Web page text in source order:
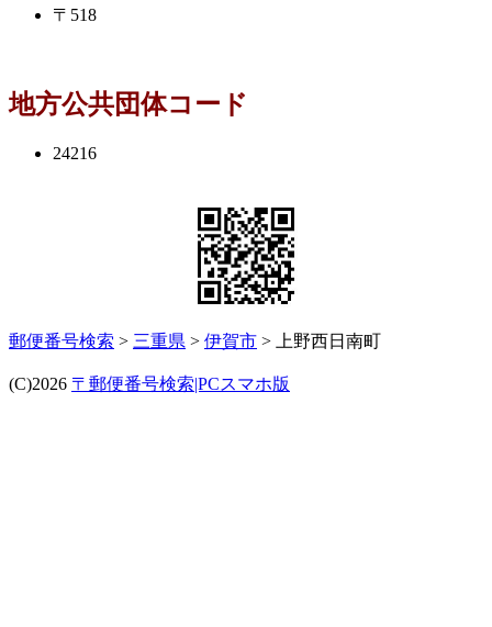
〒518
地方公共団体コード
24216
郵便番号検索 > 三重県 > 伊賀市 > 上野西日南町
(C)2026 〒郵便番号検索|PCスマホ版